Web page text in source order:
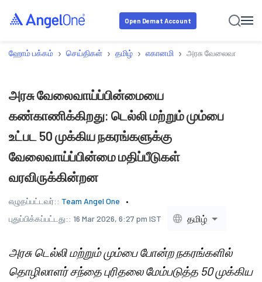
Open Demat Account
ஹோம் பக்கம் › செய்திகள் › தமிழ் › எகானமி › அரசு
அரசு வேலைவாய்ப்பின்மையை
கண்காணிக்கிறது: டெல்லி மற்றும் மும்பை
உட்பட 50 முக்கிய நகரங்களுக்கு
வேலைவாய்ப்பின்மை மதிப்பீடுகள்
வரவிருக்கின்றன
எழுதப்பட்டவர்:: Team Angel One
புதுப்பிக்கப்பட்டது:: 16 Mar 2026, 6:27 pm IST தமிழ்
அரசு டெல்லி மற்றும் மும்பை போன்ற நகரங்களில்
தொழிலாளர் சந்தை புரிதலை மேம்படுத்த 50 முக்கிய